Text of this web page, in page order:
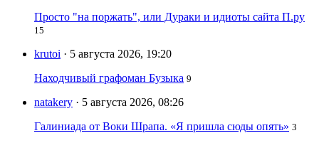
Просто "на поржать", или Дураки и идиоты сайта П.ру
15
krutoi · 5 августа 2026, 19:20
Находчивый графоман Бузыка 9
natakery · 5 августа 2026, 08:26
Галиниада от Воки Шрапа. «Я пришла сюды опять» 3